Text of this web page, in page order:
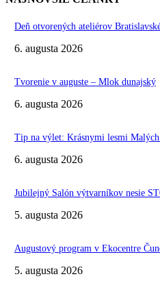
Deň otvorených ateliérov
6. augusta 2026
Tvorenie v auguste – Mlok dunajský
6. augusta 2026
Tip na výlet: Krásnymi lesmi Malých
6. augusta 2026
Jubilejný Salón výtvarníkov nesie
5. augusta 2026
Augustový program v Ekocentre
5. augusta 2026